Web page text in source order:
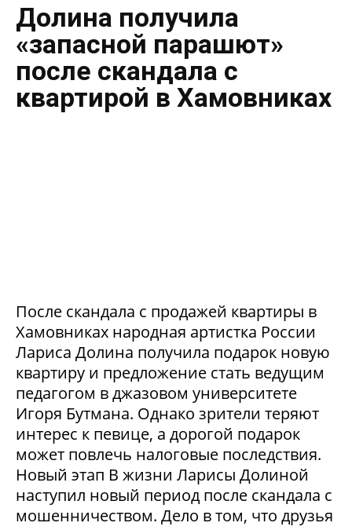
Долина получила
«запасной парашют»
после скандала с
квартирой в Хамовниках
После скандала с продажей квартиры в
Хамовниках народная артистка России
Лариса Долина получила подарок новую
квартиру и предложение стать ведущим
педагогом в джазовом университете
Игоря Бутмана. Однако зрители теряют
интерес к певице, а дорогой подарок
может повлечь налоговые последствия.
Новый этап В жизни Ларисы Долиной
наступил новый период после скандала с
мошенничеством. Дело в том, что друзья